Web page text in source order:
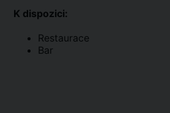
K dispozici:
Restaurace
Bar